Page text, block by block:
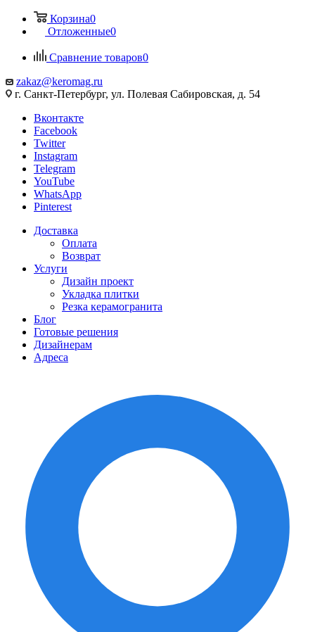
Корзина0
Отложенные0
Сравнение товаров0
zakaz@keromag.ru
г. Санкт-Петербург, ул. Полевая Сабировская, д. 54
Вконтакте
Facebook
Twitter
Instagram
Telegram
YouTube
WhatsApp
Pinterest
Доставка
Оплата
Возврат
Услуги
Дизайн проект
Укладка плитки
Резка керамогранита
Блог
Готовые решения
Дизайнерам
Адреса